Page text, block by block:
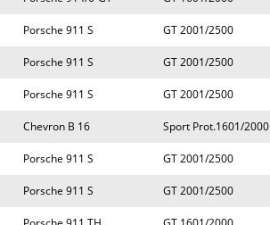
Porsche 911 S GT 2001/2500
Porsche 911 S GT 2001/2500
Porsche 911 S GT 2001/2500
Chevron B 16 Sport Prot.1601/2000
Porsche 911 S GT 2001/2500
Porsche 911 S GT 2001/2500